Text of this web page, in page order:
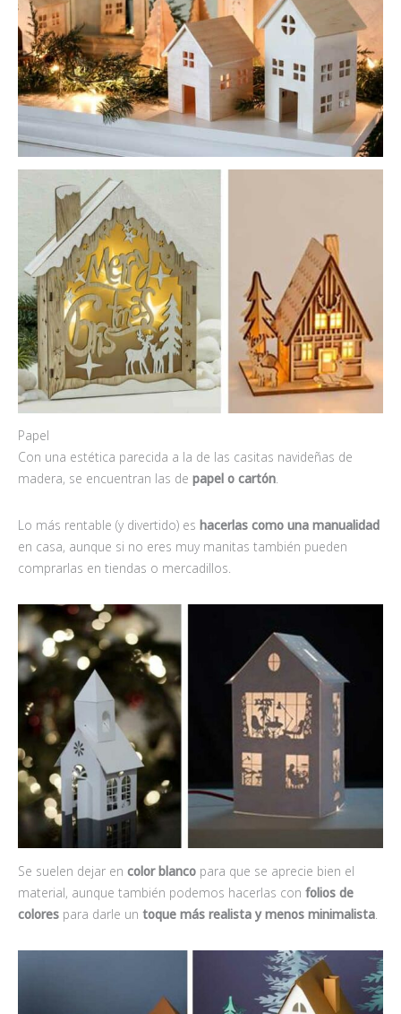
Papel
Con una estética parecida a la de las casitas navideñas de
madera, se encuentran las de papel o cartón.
Lo más rentable (y divertido) es hacerlas como una manualidad
en casa, aunque si no eres muy manitas también pueden
comprarlas en tiendas o mercadillos.
Se suelen dejar en color blanco para que se aprecie bien el
material, aunque también podemos hacerlas con folios de
colores para darle un toque más realista y menos minimalista.